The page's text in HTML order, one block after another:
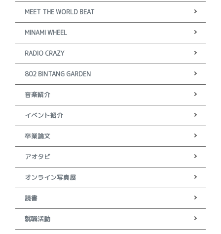
MEET THE WORLD BEAT
MINAMI WHEEL
RADIO CRAZY
802 BINTANG GARDEN
音楽紹介
イベント紹介
卒業論文
アオタビ
オンライン写真展
読書
就職活動